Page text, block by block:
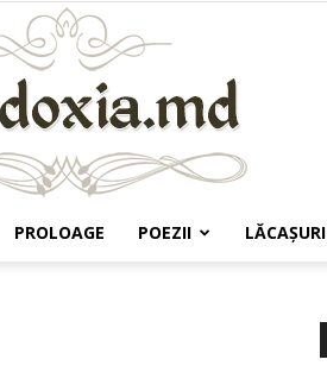
PROLOAGE POEZII LĂCAŞURI